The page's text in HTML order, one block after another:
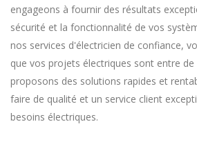
engageons à fournir des résultats
sécurité et la fonctionnalité de vos
nos services d'électricien de confiance,
que vos projets électriques sont entre
proposons des solutions rapides et
faire de qualité et un service client
besoins électriques.